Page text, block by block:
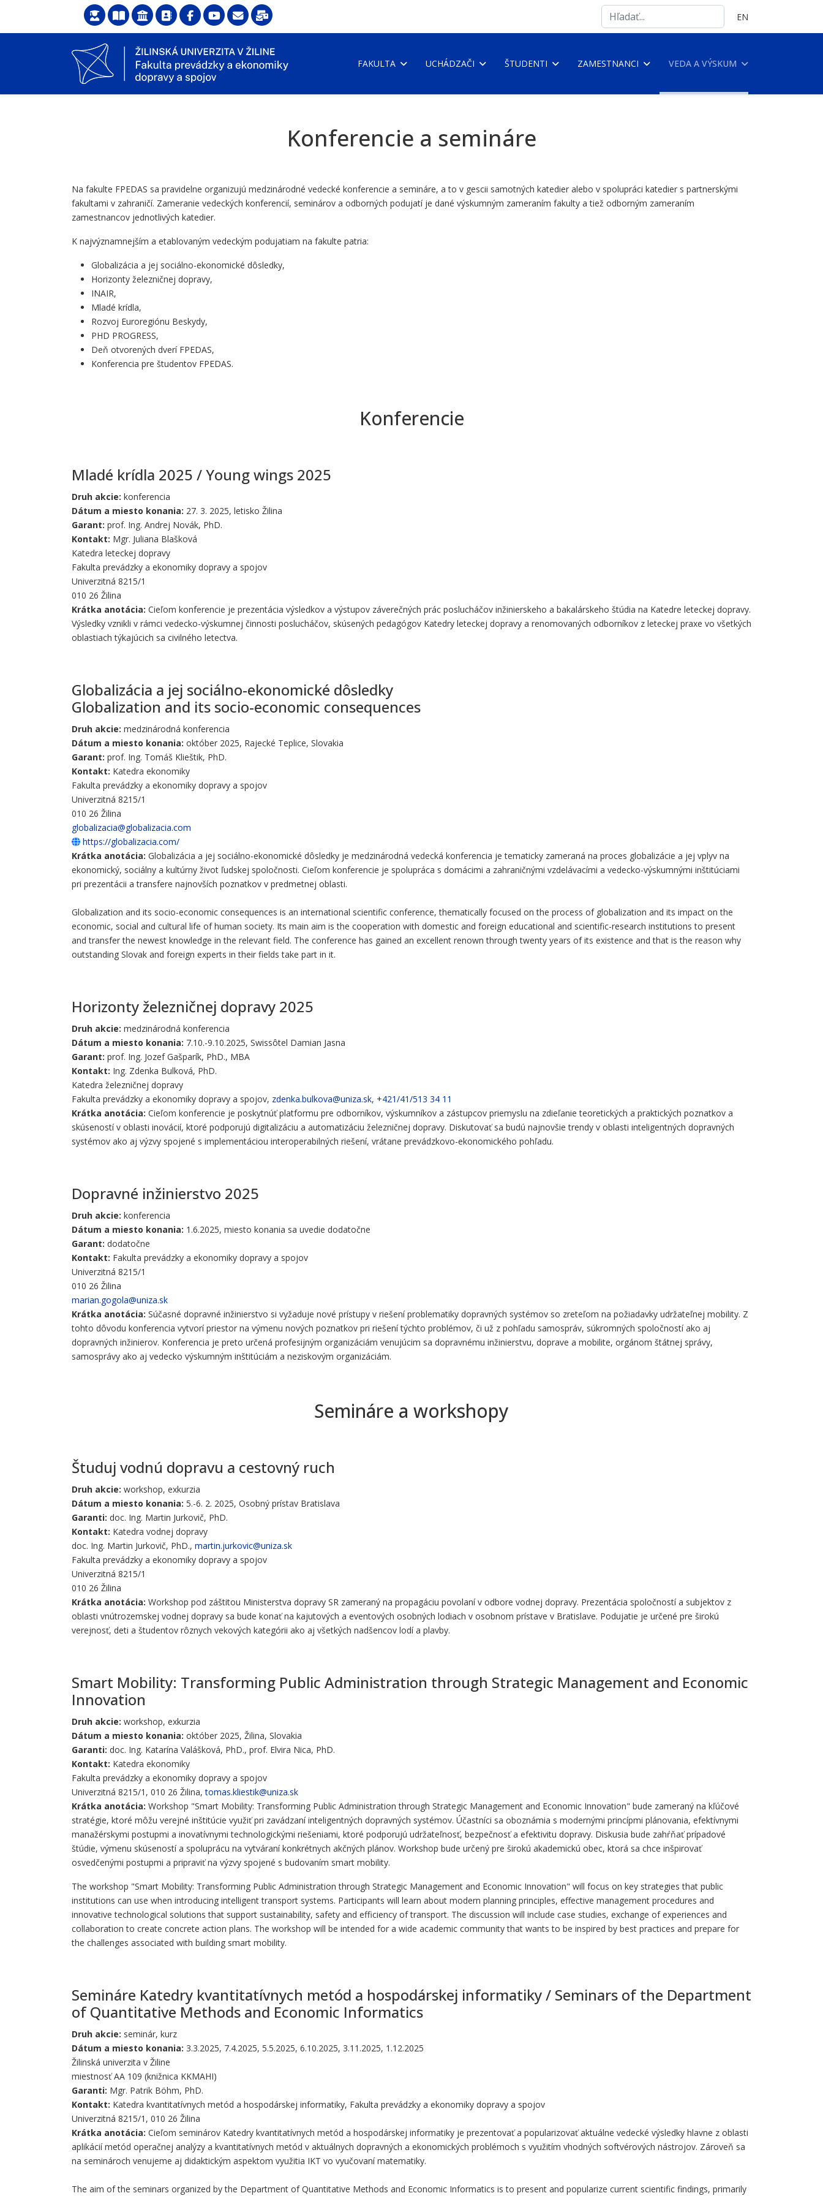
Search
...
Vyberte váš jazyk
EN
FAKULTA UCHÁDZAČI ŠTUDENTI ZAMESTNANCI VEDA A VÝSKUM
Konferencie a semináre
Na fakulte FPEDAS sa pravidelne organizujú medzinárodné vedecké konferencie a semináre, a to v gescii samotných katedier alebo v spolupráci katedier s partnerskými
fakultami v zahraničí. Zameranie vedeckých konferencií, seminárov a odborných podujatí je dané výskumným zameraním fakulty a tiež odborným zameraním
zamestnancov jednotlivých katedier.
K najvýznamnejším a etablovaným vedeckým podujatiam na fakulte patria:
Globalizácia a jej sociálno-ekonomické dôsledky,
Horizonty železničnej dopravy,
INAIR,
Mladé krídla,
Rozvoj Euroregiónu Beskydy,
PHD PROGRESS,
Deň otvorených dverí FPEDAS,
Konferencia pre študentov FPEDAS.
Konferencie
Mladé krídla 2025 / Young wings 2025
Druh akcie: konferencia
Dátum a miesto konania: 27. 3. 2025, letisko Žilina
Garant: prof. Ing. Andrej Novák, PhD.
Kontakt: Mgr. Juliana Blašková
Katedra leteckej dopravy
Fakulta prevádzky a ekonomiky dopravy a spojov
Univerzitná 8215/1
010 26 Žilina
Krátka anotácia: Cieľom konferencie je prezentácia výsledkov a výstupov záverečných prác poslucháčov inžinierskeho a bakalárskeho štúdia na Katedre leteckej dopravy.
Výsledky vznikli v rámci vedecko-výskumnej činnosti poslucháčov, skúsených pedagógov Katedry leteckej dopravy a renomovaných odborníkov z leteckej praxe vo všetkých
oblastiach týkajúcich sa civilného letectva.
Globalizácia a jej sociálno-ekonomické dôsledky
Globalization and its socio-economic consequences
Druh akcie: medzinárodná konferencia
Dátum a miesto konania: október 2025, Rajecké Teplice, Slovakia
Garant: prof. Ing. Tomáš Klieštik, PhD.
Kontakt: Katedra ekonomiky
Fakulta prevádzky a ekonomiky dopravy a spojov
Univerzitná 8215/1
010 26 Žilina
globalizacia@globalizacia.com
https://globalizacia.com/
Krátka anotácia: Globalizácia a jej sociálno-ekonomické dôsledky je medzinárodná vedecká konferencia je tematicky zameraná na proces globalizácie a jej vplyv na
ekonomický, sociálny a kultúrny život ľudskej spoločnosti. Cieľom konferencie je spolupráca s domácimi a zahraničnými vzdelávacími a vedecko-výskumnými inštitúciami
pri prezentácii a transfere najnovších poznatkov v predmetnej oblasti.
Globalization and its socio-economic consequences is an international scientific conference, thematically focused on the process of globalization and its impact on the
economic, social and cultural life of human society. Its main aim is the cooperation with domestic and foreign educational and scientific-research institutions to present
and transfer the newest knowledge in the relevant field. The conference has gained an excellent renown through twenty years of its existence and that is the reason why
outstanding Slovak and foreign experts in their fields take part in it.
Horizonty železničnej dopravy 2025
Druh akcie: medzinárodná konferencia
Dátum a miesto konania: 7.10.-9.10.2025, Swissôtel Damian Jasna
Garant: prof. Ing. Jozef Gašparík, PhD., MBA
Kontakt: Ing. Zdenka Bulková, PhD.
Katedra železničnej dopravy
Fakulta prevádzky a ekonomiky dopravy a spojov, zdenka.bulkova@uniza.sk, +421/41/513 34 11
Krátka anotácia: Cieľom konferencie je poskytnúť platformu pre odborníkov, výskumníkov a zástupcov priemyslu na zdieľanie teoretických a praktických poznatkov a
skúseností v oblasti inovácií, ktoré podporujú digitalizáciu a automatizáciu železničnej dopravy. Diskutovať sa budú najnovšie trendy v oblasti inteligentných dopravných
systémov ako aj výzvy spojené s implementáciou interoperabilných riešení, vrátane prevádzkovo-ekonomického pohľadu.
Dopravné inžinierstvo 2025
Druh akcie: konferencia
Dátum a miesto konania: 1.6.2025, miesto konania sa uvedie dodatočne
Garant: dodatočne
Kontakt: Fakulta prevádzky a ekonomiky dopravy a spojov
Univerzitná 8215/1
010 26 Žilina
marian.gogola@uniza.sk
Krátka anotácia: Súčasné dopravné inžinierstvo si vyžaduje nové prístupy v riešení problematiky dopravných systémov so zreteľom na požiadavky udržateľnej mobility. Z
tohto dôvodu konferencia vytvorí priestor na výmenu nových poznatkov pri riešení týchto problémov, či už z pohľadu samospráv, súkromných spoločností ako aj
dopravných inžinierov. Konferencia je preto určená profesijným organizáciám venujúcim sa dopravnému inžinierstvu, doprave a mobilite, orgánom štátnej správy,
samosprávy ako aj vedecko výskumným inštitúciám a neziskovým organizáciám.
Semináre a workshopy
Študuj vodnú dopravu a cestovný ruch
Druh akcie: workshop, exkurzia
Dátum a miesto konania: 5.-6. 2. 2025, Osobný prístav Bratislava
Garanti: doc. Ing. Martin Jurkovič, PhD.
Kontakt: Katedra vodnej dopravy
doc. Ing. Martin Jurkovič, PhD., martin.jurkovic@uniza.sk
Fakulta prevádzky a ekonomiky dopravy a spojov
Univerzitná 8215/1
010 26 Žilina
Krátka anotácia: Workshop pod záštitou Ministerstva dopravy SR zameraný na propagáciu povolaní v odbore vodnej dopravy. Prezentácia spoločností a subjektov z
oblasti vnútrozemskej vodnej dopravy sa bude konať na kajutových a eventových osobných lodiach v osobnom prístave v Bratislave. Podujatie je určené pre širokú
verejnosť, deti a študentov rôznych vekových kategórii ako aj všetkých nadšencov lodí a plavby.
Smart Mobility: Transforming Public Administration through Strategic Management and Economic
Innovation
Druh akcie: workshop, exkurzia
Dátum a miesto konania: október 2025, Žilina, Slovakia
Garanti: doc. Ing. Katarína Valášková, PhD., prof. Elvira Nica, PhD.
Kontakt: Katedra ekonomiky
Fakulta prevádzky a ekonomiky dopravy a spojov
Univerzitná 8215/1, 010 26 Žilina,tomas.kliestik@uniza.sk
Krátka anotácia: Workshop "Smart Mobility: Transforming Public Administration through Strategic Management and Economic Innovation" bude zameraný na kľúčové
stratégie, ktoré môžu verejné inštitúcie využiť pri zavádzaní inteligentných dopravných systémov. Účastníci sa oboznámia s modernými princípmi plánovania, efektívnymi
manažérskymi postupmi a inovatívnymi technologickými riešeniami, ktoré podporujú udržateľnosť, bezpečnosť a efektivitu dopravy. Diskusia bude zahŕňať prípadové
štúdie, výmenu skúseností a spoluprácu na vytváraní konkrétnych akčných plánov. Workshop bude určený pre širokú akademickú obec, ktorá sa chce inšpirovať
osvedčenými postupmi a pripraviť na výzvy spojené s budovaním smart mobility.
The workshop "Smart Mobility: Transforming Public Administration through Strategic Management and Economic Innovation" will focus on key strategies that public
institutions can use when introducing intelligent transport systems. Participants will learn about modern planning principles, effective management procedures and
innovative technological solutions that support sustainability, safety and efficiency of transport. The discussion will include case studies, exchange of experiences and
collaboration to create concrete action plans. The workshop will be intended for a wide academic community that wants to be inspired by best practices and prepare for
the challenges associated with building smart mobility.
Semináre Katedry kvantitatívnych metód a hospodárskej informatiky / Seminars of the Department
of Quantitative Methods and Economic Informatics
Druh akcie: seminár, kurz
Dátum a miesto konania: 3.3.2025, 7.4.2025, 5.5.2025, 6.10.2025, 3.11.2025, 1.12.2025
Žilinská univerzita v Žiline
miestnosť AA 109 (knižnica KKMAHI)
Garanti: Mgr. Patrik Böhm, PhD.
Kontakt: Katedra kvantitatívnych metód a hospodárskej informatiky, Fakulta prevádzky a ekonomiky dopravy a spojov
Univerzitná 8215/1, 010 26 Žilina
Krátka anotácia: Cieľom seminárov Katedry kvantitatívnych metód a hospodárskej informatiky je prezentovať a popularizovať aktuálne vedecké výsledky hlavne z oblasti
aplikácií metód operačnej analýzy a kvantitatívnych metód v aktuálnych dopravných a ekonomických problémoch s využitím vhodných softvérových nástrojov. Zároveň sa
na seminároch venujeme aj didaktickým aspektom využitia IKT vo vyučovaní matematiky.
The aim of the seminars organized by the Department of Quantitative Methods and Economic Informatics is to present and popularize current scientific findings, primarily